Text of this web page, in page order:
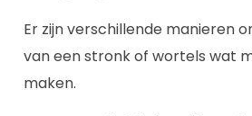
Er zijn verschillende manieren
van een stronk of wortels wat
maken.